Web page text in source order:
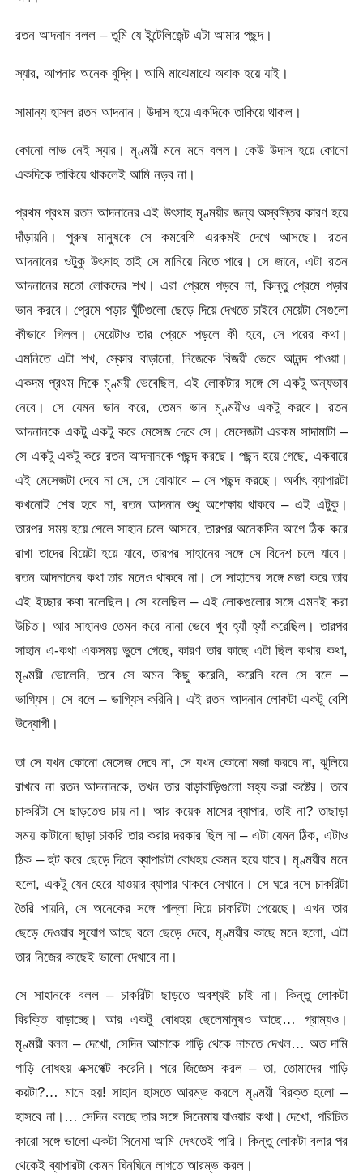
রতন আদনান বলল – তুমি যে ইন্টেলিজেন্ট এটা আমার পছন্দ।
স্যার, আপনার অনেক বুদ্ধি। আমি মাঝেমাঝে অবাক হয়ে যাই।
সামান্য হাসল রতন আদনান। উদাস হয়ে একদিকে তাকিয়ে থাকল।
কোনো লাভ নেই স্যার। মৃণ্ময়ী মনে মনে বলল। কেউ উদাস হয়ে কোনো
একদিকে তাকিয়ে থাকলেই আমি নড়ব না।
প্রথম প্রথম রতন আদনানের এই উৎসাহ মৃণ্ময়ীর জন্য অস্বস্তির কারণ হয়ে
দাঁড়ায়নি। পুরুষ মানুষকে সে কমবেশি এরকমই দেখে আসছে। রতন
আদনানের ওটুকু উৎসাহ তাই সে মানিয়ে নিতে পারে। সে জানে, এটা রতন
আদনানের মতো লোকদের শখ। এরা প্রেমে পড়বে না, কিন্তু প্রেমে পড়ার
ভান করবে। প্রেমে পড়ার ঘুঁটিগুলো ছেড়ে দিয়ে দেখতে চাইবে মেয়েটা সেগুলো
কীভাবে গিলল। মেয়েটাও তার প্রেমে পড়লে কী হবে, সে পরের কথা।
এমনিতে এটা শখ, স্কোর বাড়ানো, নিজেকে বিজয়ী ভেবে আনন্দ পাওয়া।
একদম প্রথম দিকে মৃণ্ময়ী ভেবেছিল, এই লোকটার সঙ্গে সে একটু অন্যভাব
নেবে। সে যেমন ভান করে, তেমন ভান মৃণ্ময়ীও একটু করবে। রতন
আদনানকে একটু একটু করে মেসেজ দেবে সে। মেসেজটা এরকম সাদামাটা –
সে একটু একটু করে রতন আদনানকে পছন্দ করছে। পছন্দ হয়ে গেছে, একবারে
এই মেসেজটা দেবে না সে, সে বোঝাবে – সে পছন্দ করছে। অর্থাৎ ব্যাপারটা
কখনোই শেষ হবে না, রতন আদনান শুধু অপেক্ষায় থাকবে – এই এটুকু।
তারপর সময় হয়ে গেলে সাহান চলে আসবে, তারপর অনেকদিন আগে ঠিক করে
রাখা তাদের বিয়েটা হয়ে যাবে, তারপর সাহানের সঙ্গে সে বিদেশ চলে যাবে।
রতন আদনানের কথা তার মনেও থাকবে না। সে সাহানের সঙ্গে মজা করে তার
এই ইচ্ছার কথা বলেছিল। সে বলেছিল – এই লোকগুলোর সঙ্গে এমনই করা
উচিত। আর সাহানও তেমন করে নানা ভেবে খুব হ্যাঁ হ্যাঁ করেছিল। তারপর
সাহান এ-কথা একসময় ভুলে গেছে, কারণ তার কাছে এটা ছিল কথার কথা,
মৃণ্ময়ী ভোলেনি, তবে সে অমন কিছু করেনি, করেনি বলে সে বলে –
ভাগ্যিস। সে বলে – ভাগ্যিস করিনি। এই রতন আদনান লোকটা একটু বেশি
উদ্যোগী।
তা সে যখন কোনো মেসেজ দেবে না, সে যখন কোনো মজা করবে না, ঝুলিয়ে
রাখবে না রতন আদনানকে, তখন তার বাড়াবাড়িগুলো সহ্য করা কষ্টের। তবে
চাকরিটা সে ছাড়তেও চায় না। আর কয়েক মাসের ব্যাপার, তাই না? তাছাড়া
সময় কাটানো ছাড়া চাকরি তার করার দরকার ছিল না – এটা যেমন ঠিক, এটাও
ঠিক – হুট করে ছেড়ে দিলে ব্যাপারটা বোধহয় কেমন হয়ে যাবে। মৃণ্ময়ীর মনে
হলো, একটু যেন হেরে যাওয়ার ব্যাপার থাকবে সেখানে। সে ঘরে বসে চাকরিটা
তৈরি পায়নি, সে অনেকের সঙ্গে পাল্লা দিয়ে চাকরিটা পেয়েছে। এখন তার
ছেড়ে দেওয়ার সুযোগ আছে বলে ছেড়ে দেবে, মৃণ্ময়ীর কাছে মনে হলো, এটা
তার নিজের কাছেই ভালো দেখাবে না।
সে সাহানকে বলল – চাকরিটা ছাড়তে অবশ্যই চাই না। কিন্তু লোকটা
বিরক্তি বাড়াচ্ছে। আর একটু বোধহয় ছেলেমানুষও আছে… গ্রাম্যও।
মৃণ্ময়ী বলল – দেখো, সেদিন আমাকে গাড়ি থেকে নামতে দেখল… অত দামি
গাড়ি বোধহয় এক্সপেক্ট করেনি। পরে জিজ্ঞেস করল – তা, তোমাদের গাড়ি
কয়টা?… মানে হয়! সাহান হাসতে আরম্ভ করলে মৃণ্ময়ী বিরক্ত হলো –
হাসবে না।… সেদিন বলছে তার সঙ্গে সিনেমায় যাওয়ার কথা। দেখো, পরিচিত
কারো সঙ্গে ভালো একটা সিনেমা আমি দেখতেই পারি। কিন্তু লোকটা বলার পর
থেকেই ব্যাপারটা কেমন ঘিনঘিনে লাগতে আরম্ভ করল।